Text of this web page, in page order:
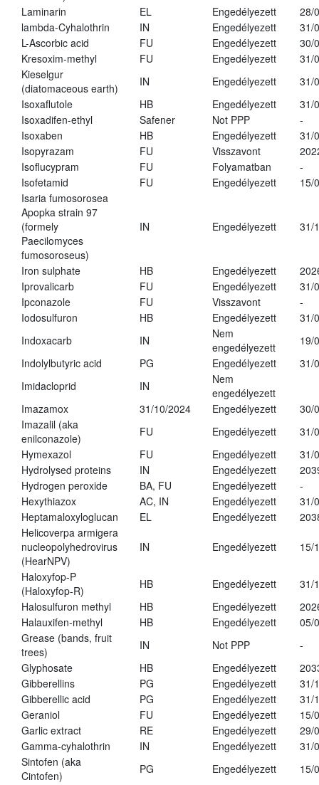
Laminarin
EL Engedélyezett
28/
lambda-Cyhalothrin
IN Engedélyezett
31/
L-Ascorbic acid
FU Engedélyezett
30/
Kresoxim-methyl
FU Engedélyezett
31/
Kieselgur
(diatomaceous earth)
IN Engedélyezett
31/
Isoxaflutole
HB Engedélyezett
31/
Isoxadifen-ethyl
Safener Not PPP
-
Isoxaben
HB Engedélyezett
31/
Isopyrazam
FU Visszavont
Isoflucypram
FU Folyamatban
-
Isofetamid
FU Engedélyezett
15/
Isaria fumosorosea
Apopka strain 97
(formely
Paecilomyces
fumosoroseus)
IN Engedélyezett 31/
Iron sulphate HB Engedélyezett
Iprovalicarb
FU Engedélyezett
31/
Ipconazole
FU Visszavont
-
Iodosulfuron
HB Engedélyezett
31/
Indoxacarb
IN
Nem
engedélyezett
19/
Indolylbutyric acid
PG Engedélyezett
31/
Imidacloprid
IN
Nem
engedélyezett
Imazamox
31/10/2024 Engedélyezett
30/
Imazalil (aka
enilconazole)
FU Engedélyezett
31/
Hymexazol
FU Engedélyezett
31/
Hydrolysed proteins
IN Engedélyezett
Hydrogen peroxide
BA, FU Engedélyezett
-
Hexythiazox
AC, IN Engedélyezett
31/
Heptamaloxyloglucan
EL Engedélyezett
Helicoverpa armigera
nucleopolyhedrovirus
(HearNPV)
IN Engedélyezett 15/
Haloxyfop-P
(Haloxyfop-R)
HB Engedélyezett
31/
Halosulfuron methyl
HB Engedélyezett
Halauxifen-methyl
HB Engedélyezett
05/
Grease (bands, fruit
trees)
IN Not PPP
-
Glyphosate
HB Engedélyezett
Gibberellins
PG Engedélyezett
31/
Gibberellic acid
PG Engedélyezett
31/
Geraniol
FU Engedélyezett
15/
Garlic extract
RE Engedélyezett
29/
Gamma-cyhalothrin
IN Engedélyezett
31/
Sintofen (aka
Cintofen)
PG Engedélyezett
15/